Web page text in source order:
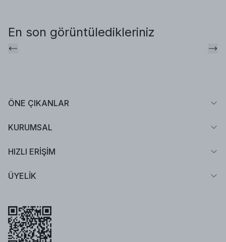
En son görüntüledikleriniz
ÖNE ÇIKANLAR
KURUMSAL
HIZLI ERİŞİM
ÜYELİK